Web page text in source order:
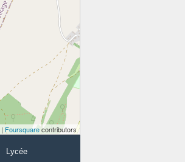
| Foursquarecontributors
Lycée